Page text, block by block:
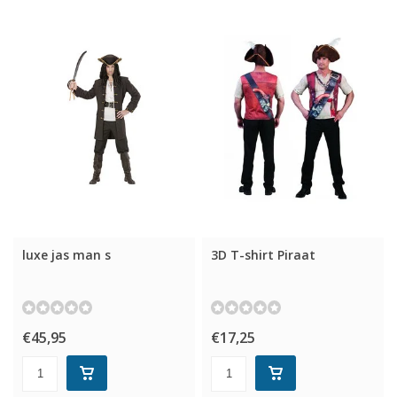
luxe jas man s
€45,95
3D T-shirt Piraat
€17,25